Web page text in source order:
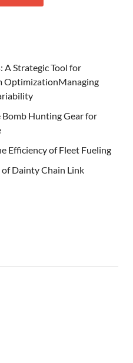
A Strategic Tool for
OptimizationManaging
Hunting Gear for
Efficiency of Fleet Fueling
Dainty Chain Link